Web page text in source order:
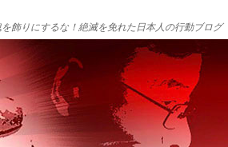
を飾りにするな！絶滅を免れた日本人の行動ブログ